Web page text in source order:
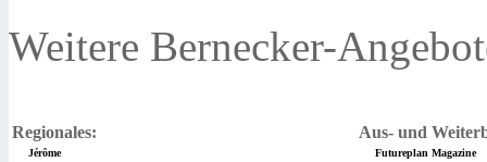
Weitere Bernecker-
Regionales: Aus- und
Jérôme
Futureplan Magazine